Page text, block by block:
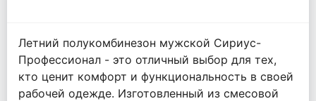
Летний полукомбинезон мужской Сириус-
Профессионал - это отличный выбор для тех,
кто ценит комфорт и функциональность в своей
рабочей одежде. Изготовленный из смесовой